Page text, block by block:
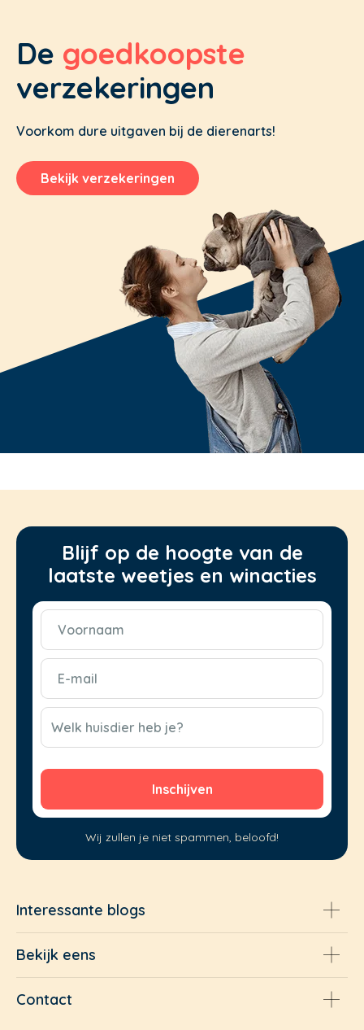
De goedkoopste
verzekeringen
Voorkom dure uitgaven bij de dierenarts!
Bekijk verzekeringen
Blijf op de hoogte van de
laatste weetjes en winacties
Voornaam
(Vereist)
E-
mail
(Vereist)
CAPTCHA
Welk huisdier heb je?
Wij zullen je niet spammen, beloofd!
Interessante blogs
Bekijk eens
Contact